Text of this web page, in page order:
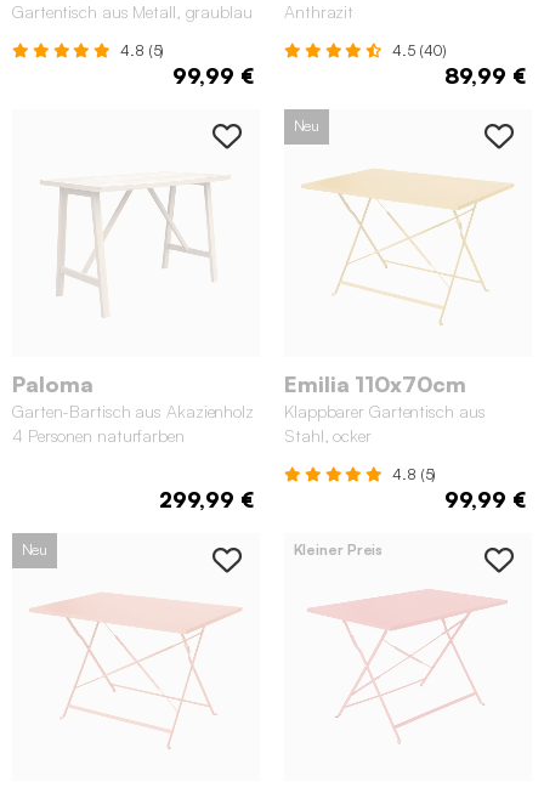
Gartentisch aus Metall, graublau
4.8 (5)
99,99 €
Anthrazit
4.5 (40)
89,99 €
Paloma
Garten-Bartisch aus Akazienholz
4 Personen naturfarben
299,99 €
Neu
Emilia 110x70cm
Klappbarer Gartentisch aus
Stahl, ocker
4.8 (5)
99,99 €
Neu Kleiner Preis